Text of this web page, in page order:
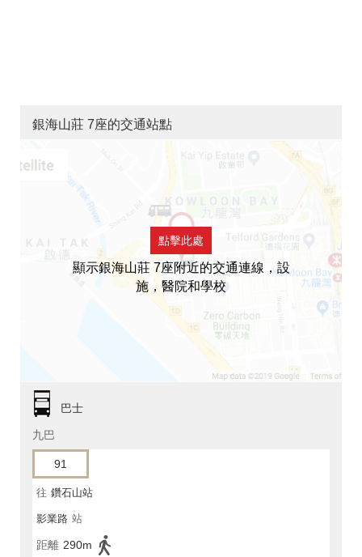
銀海山莊 7座的交通站點
點擊此處
顯示銀海山莊 7座附近的交通連線，設
施，醫院和學校
巴士
九巴
91
往 鑽石山站
影業路 站
距離 290m